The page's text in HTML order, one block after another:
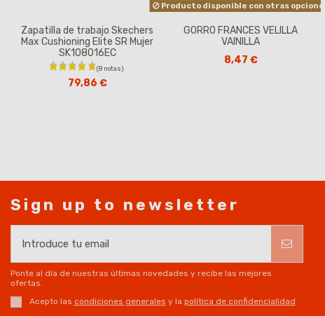
Zapatilla de trabajo Skechers
Max Cushioning Elite SR Mujer
SK108016EC
79,86 €
Producto disponible con otras opciones
GORRO FRANCES VELILLA
VAINILLA
8,47 €
Sign up to newsletter
Ponte al día de nuestras últimas novedades y recibe las mejores
ofertas.
Acepto las condiciones generales y la política de confidencialidad